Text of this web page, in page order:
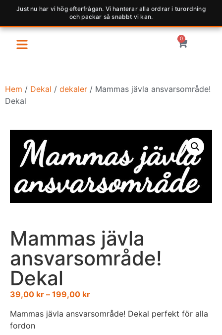
Just nu har vi hög efterfrågan. Vi hanterar alla ordrar i turordning
och packar så snabbt vi kan.
0
Hem / Dekal / dekaler / Mammas jävla ansvarsområde!
Dekal
Mammas jävla
ansvarsområde!
Dekal
39,00 kr – 199,00 kr
Mammas jävla ansvarsområde! Dekal perfekt för alla
fordon